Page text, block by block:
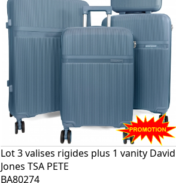
Lot 3 valises rigides plus 1 vanity David
Jones TSA PETE
BA80274